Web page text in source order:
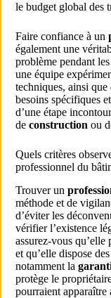
le budget global des
Faire confiance à un
également une
problème pendant
une équipe
techniques, ainsi que
besoins spécifiques
d’une étape
de construction ou
Quels critères
professionnel du
Trouver un
méthode et de
d’éviter les
vérifier l’existence
assurez-vous
et qu’elle dispose
notamment la
protège le
pourraient apparaître